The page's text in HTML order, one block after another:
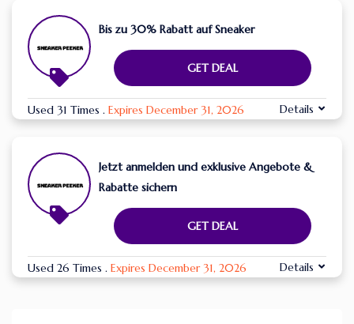
Bis zu 30% Rabatt auf Sneaker
GET DEAL
Used 31 Times . Expires December 31, 2026 Details
Jetzt anmelden und exklusive Angebote &
Rabatte sichern
GET DEAL
Used 26 Times . Expires December 31, 2026 Details